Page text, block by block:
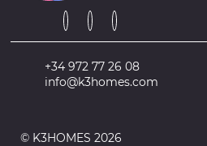
+34 972 77 26 08
info@k3homes.com
© K3HOMES 2026